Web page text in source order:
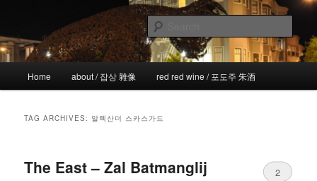
primary
content
secondary
content!wicked
the more I see the less I know
Home about / 잡상 雜像 red red wine / 포도주 朱酒
TAG ARCHIVES: 알렉산더 스카스가드
The East – Zal Batmanglij 2